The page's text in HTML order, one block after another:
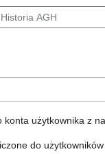
użytkownika z
do